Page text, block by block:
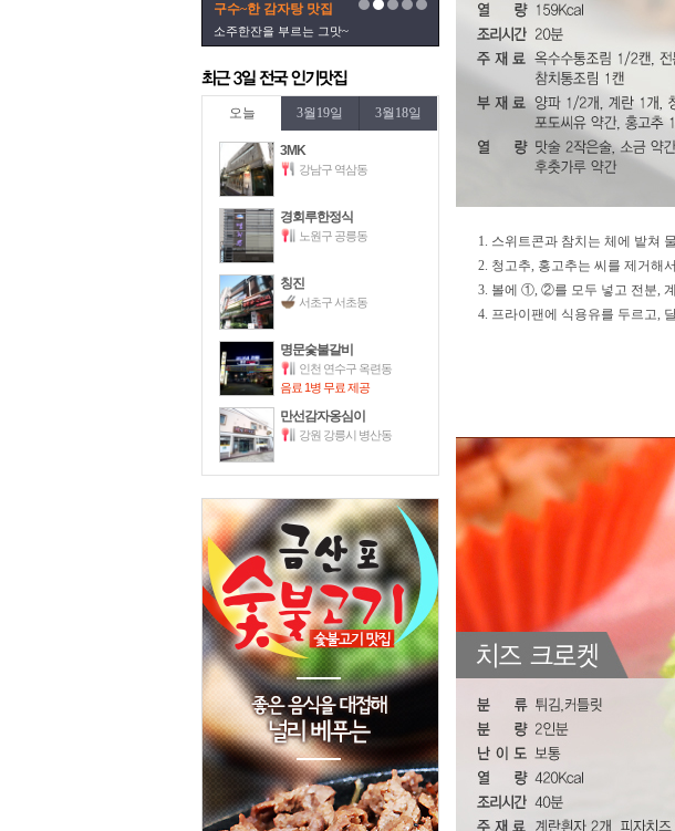
구수~한 감자탕 맛집
소주한잔을 부르는 그맛~
오늘 3월19일 3월18일
3MK
강남구 역삼동
경회루한정식
노원구 공릉동
칭진
서초구 서초동
명문숯불갈비
인천 연수구 옥련동
음료 1병 무료 제공
만선감자옹심이
강원 강릉시 병산동
1. 스위트콘과 참치는 체에 밭쳐
2. 청고추, 홍고추는 씨를 제거해
3. 볼에 ①, ②를 모두 넣고 전분,
4. 프라이팬에 식용유를 두르고,